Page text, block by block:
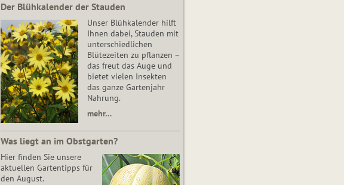
Der Blühkalender der Stauden
Unser Blühkalender hilft
Ihnen dabei, Stauden mit
unterschiedlichen
Blütezeiten zu pflanzen –
das freut das Auge und
bietet vielen Insekten
das ganze Gartenjahr
Nahrung.
mehr…
Was liegt an im Obstgarten?
Hier finden Sie unsere
aktuellen Gartentipps für
den August.